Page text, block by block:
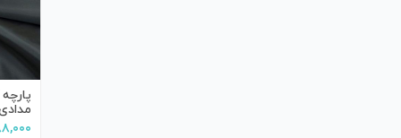
۵۸۸,۰۰۰